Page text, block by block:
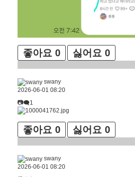
좋아요 0 싫어요 0
swany
2026-06-01 08:20
📷🗨1
좋아요 0 싫어요 0
swany
2026-06-01 08:20